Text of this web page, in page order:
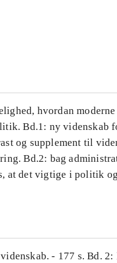
hvordan
Bd.1: ny videnskab
og supplement til
Bd.2: bag
at det vigtige i politik
- 177 s. Bd.